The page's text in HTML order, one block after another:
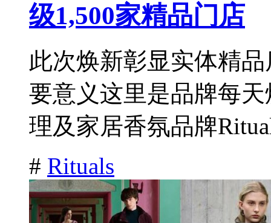
级1,500家精品门店
此次焕新彰显实体精
要意义这里是品牌每
理及家居香氛品牌
# Rituals